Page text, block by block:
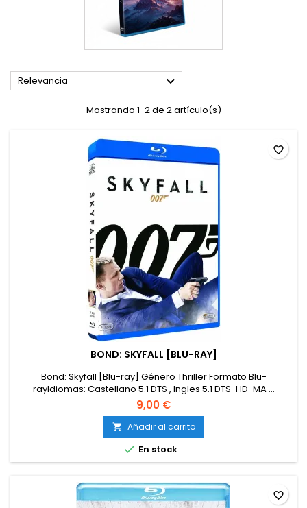
Relevancia 
Mostrando 1-2 de 2 artículo(s)
BOND: SKYFALL [BLU-RAY]
Bond: Skyfall [Blu-ray] Género Thriller Formato Blu-
rayIdiomas: Castellano 5.1 DTS , Ingles 5.1 DTS-HD-MA ...
9,00 €
 Añadir al carrito
 En stock
favorite_border
favorite_border